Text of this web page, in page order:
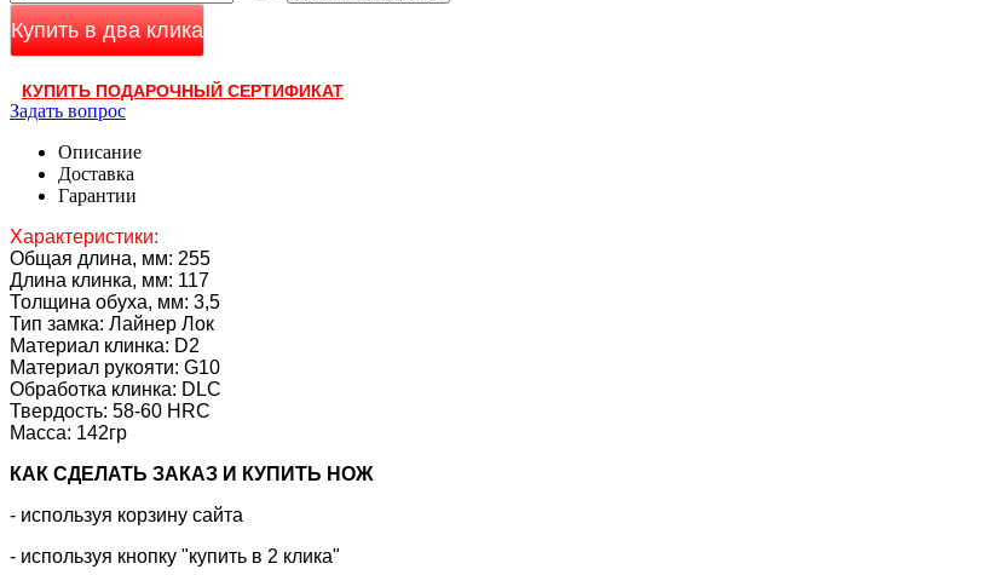
Купить в два клика
КУПИТЬ ПОДАРОЧНЫЙ СЕРТИФИКАТ
Задать вопрос
Описание
Доставка
Гарантии
Характеристики:
Общая длина, мм: 255
Длина клинка, мм: 117
Толщина обуха, мм: 3,5
Тип замка: Лайнер Лок
Материал клинка: D2
Материал рукояти: G10
Обработка клинка: DLC
Твердость: 58-60 HRC
Масса: 142гр
КАК CДЕЛАТЬ ЗАКАЗ И КУПИТЬ НОЖ
- используя корзину сайта
- используя кнопку "купить в 2 клика"